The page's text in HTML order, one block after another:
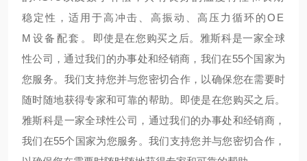
稳定性，适用于高冲击、高振动、高压力循环的OE
M设备配套。 即使是在您购买之后。雅斯科是一家全球
性公司，通过我们的办事处和经销商，我们在55个国家为
您服务。我们支持您并与您密切合作，以确保您在需要时
随时随地获得专家和可靠的帮助。 即使是在您购买之后。
雅斯科是一家全球性公司，通过我们的办事处和经销商，
我们在55个国家为您服务。我们支持您并与您密切合作，